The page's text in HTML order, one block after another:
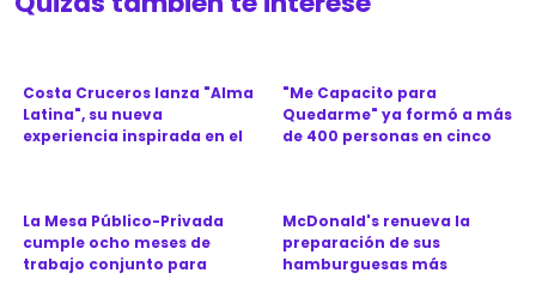
Costa Cruceros lanza "Alma
Latina", su nueva
experiencia inspirada en el
"Me Capacito para
Quedarme" ya formó a más
de 400 personas en cinco
La Mesa Público-Privada
cumple ocho meses de
trabajo conjunto para
McDonald's renueva la
preparación de sus
hamburguesas más